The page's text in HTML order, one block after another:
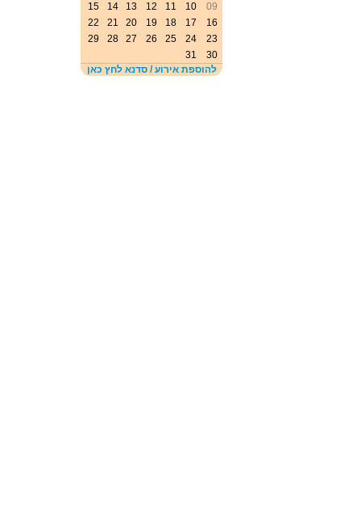
09
10
11
12
13
14
15
16
17
18
19
20
21
22
23
24
25
26
27
28
29
30
31
להוספת אירוע / סדנא לחץ כאן